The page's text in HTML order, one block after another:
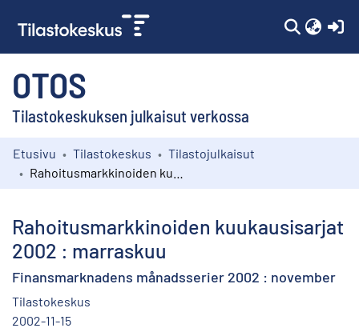
OTOS
Tilastokeskuksen julkaisut verkossa
Kokoelmat
Etusivu Tilastokeskus
Tilastojulkaisut
Rahoitusmarkkinoiden kuukausisarjat
2002 : marraskuu
Finansmarknadens månadsserier 2002 : november
Tilastokeskus
2002-11-15